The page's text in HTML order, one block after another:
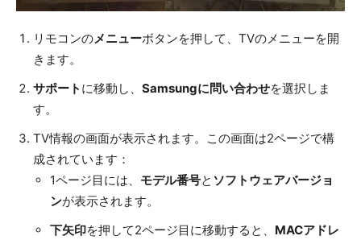
リモコンのメニューボタンを押して、TVのメニューを開
きます。
サポート に移動し、 Samsungに問い合わせを選択しま
す。
TV情報の画面が表示されます。この画面は2ページで構
成されています：
1ページ目には、 モデル番号と ソフトウェアバージョ
ンが表示されます。
下矢印を押して2ページ目に移動すると、 MACアドレ